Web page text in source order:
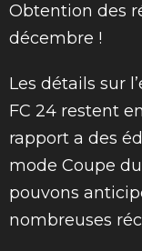
Obtention des
décembre !
Les détails sur
FC 24 restent
rapport a des
mode Coupe
pouvons
nombreuses